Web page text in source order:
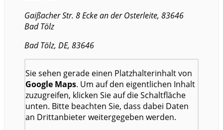
Gaißacher Str. 8 Ecke an der Osterleite, 83646
Bad Tölz
Bad Tölz, DE, 83646
Sie sehen gerade einen Platzhalterinhalt von
Google Maps. Um auf den eigentlichen Inhalt
zuzugreifen, klicken Sie auf die Schaltfläche
unten. Bitte beachten Sie, dass dabei Daten
an Drittanbieter weitergegeben werden.